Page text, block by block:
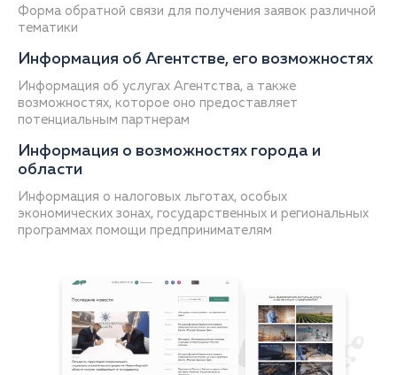
Форма обратной связи для получения заявок различной
тематики
Информация об Агентстве, его возможностях
Информация об услугах Агентства, а также
возможностях, которое оно предоставляет
потенциальным партнерам
Информация о возможностях города и
области
Информация о налоговых льготах, особых
экономических зонах, государственных и региональных
программах помощи предпринимателям